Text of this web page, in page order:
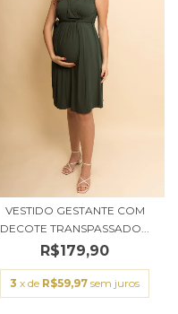
VESTIDO GESTANTE COM
DECOTE TRANSPASSADO...
R$179,90
3 x de R$59,97 sem juros